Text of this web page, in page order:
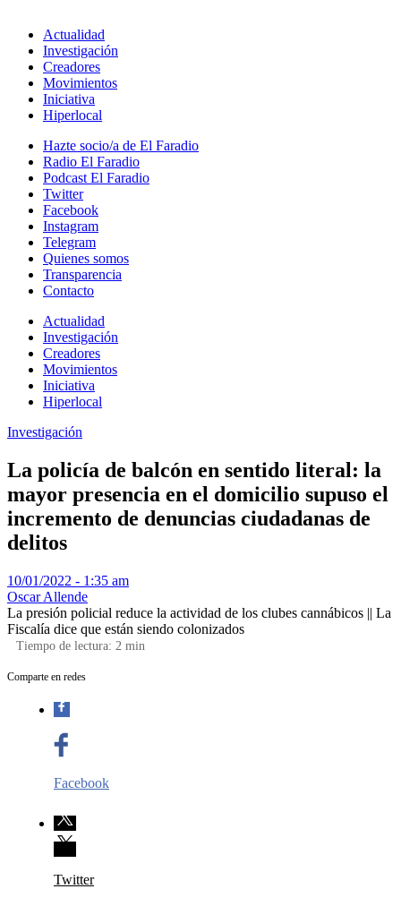
Actualidad
Investigación
Creadores
Movimientos
Iniciativa
Hiperlocal
Hazte socio/a de El Faradio
Radio El Faradio
Podcast El Faradio
Twitter
Facebook
Instagram
Telegram
Quienes somos
Transparencia
Contacto
Actualidad
Investigación
Creadores
Movimientos
Iniciativa
Hiperlocal
Investigación
La policía de balcón en sentido literal: la
mayor presencia en el domicilio supuso el
incremento de denuncias ciudadanas de
delitos
10/01/2022 - 1:35 am
Oscar Allende
La presión policial reduce la actividad de los clubes cannábicos || La
Fiscalía dice que están siendo colonizados
Tiempo de lectura: 2 min
Comparte en redes
Facebook
Twitter